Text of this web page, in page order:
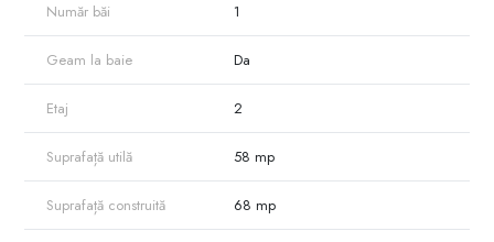
Număr băi 1
Geam la baie Da
Etaj 2
Suprafață utilă 58 mp
Suprafață construită 68 mp